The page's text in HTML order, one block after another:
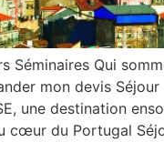
Séminaires Qui
mon devis
une destination
cœur du Portugal